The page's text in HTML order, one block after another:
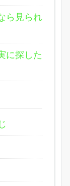
ら見られ
に探した